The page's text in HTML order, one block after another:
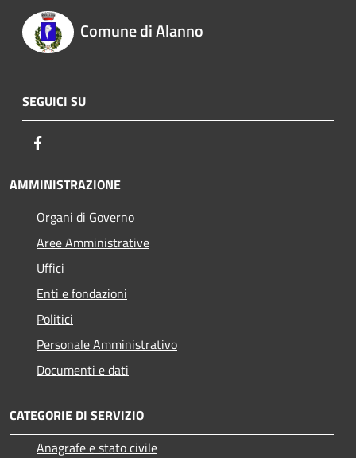
Comune di Alanno
SEGUICI SU
AMMINISTRAZIONE
Organi di Governo
Aree Amministrative
Uffici
Enti e fondazioni
Politici
Personale Amministrativo
Documenti e dati
CATEGORIE DI SERVIZIO
Anagrafe e stato civile